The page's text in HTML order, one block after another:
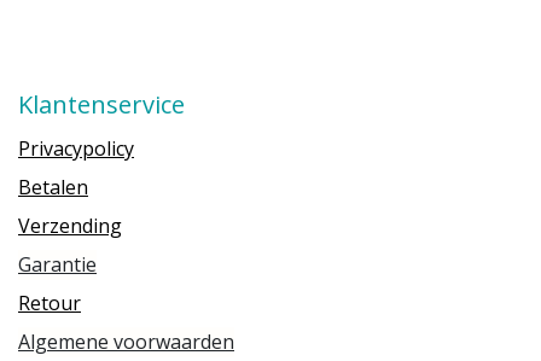
Klantenservice
Privacypolicy
Betalen
Verzending
Garantie
Retour
Algemene voorwaarden